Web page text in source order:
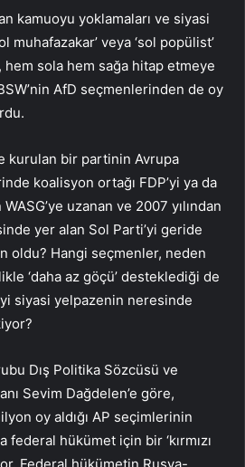
kamuoyu yoklamaları ve siyasi
muhafazakar’ veya ‘sol popülist’
sola hem sağa hitap etmeye
AfD seçmenlerinden de oy
kurulan bir partinin Avrupa
koalisyon ortağı FDP’yi ya da
uzanan ve 2007 yılından
yer alan Sol Parti’yi geride
oldu? Hangi seçmenler, neden
‘daha az göçü’ desteklediği de
siyasi yelpazenin neresinde
Dış Politika Sözcüsü ve
Sevim Dağdelen’e göre,
oy aldığı AP seçimlerinin
federal hükümet için bir ‘kırmızı